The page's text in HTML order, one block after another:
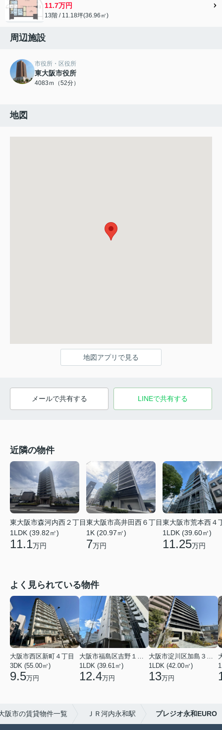
11.7万円
13階 / 11.18坪(36.96㎡)
周辺施設
市役所・区役所
東大阪市役所
4083ｍ（52分）
地図
地図アプリで見る
メールで共有する LINEで共有する
近隣の物件
東大阪市森河内西２丁目
1LDK (39.82㎡)
11.1万円
東大阪市高井田西６丁目
1K (20.97㎡)
7万円
東大阪市荒本西４
1LDK (39.60㎡)
11.25万円
よく見られている物件
大阪市西区新町４丁目
3DK (55.00㎡)
9.5万円
大阪市福島区吉野１丁目
1LDK (39.61㎡)
12.4万円
大阪市淀川区加島３丁目
1LDK (42.00㎡)
13万円
阪市の賃貸物件一覧 ＪＲ河内永和駅 プレジオ永和EURO